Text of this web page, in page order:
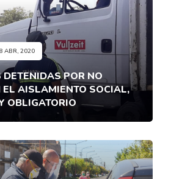
ABR, 2020
POR NO
EL AISLAMIENTO SOCIAL,
OBLIGATORIO